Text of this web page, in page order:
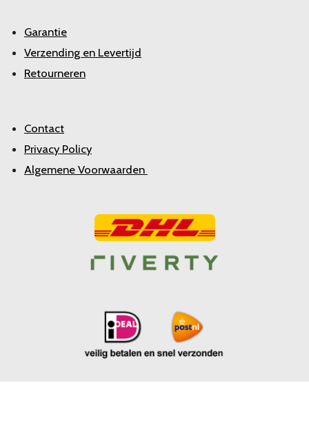
Garantie
Verzending en Levertijd
Retourneren
Contact
Privacy Policy
Algemene Voorwaarden